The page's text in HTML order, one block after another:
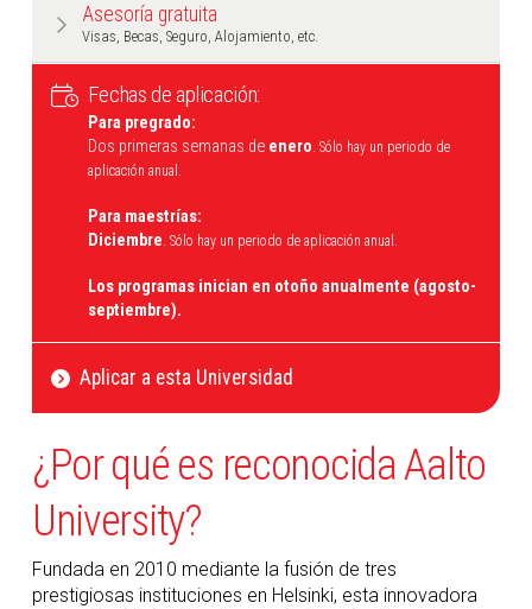
Asesoría gratuita
Visas, Becas, Seguro, Alojamiento, etc.
Fechas de aplicación:
Para pregrado:
Dos primeras semanas de enero. Sólo hay un periodo de
aplicación anual.
Para maestrías:
Diciembre. Sólo hay un periodo de aplicación anual.
Los programas inician en otoño anualmente (agosto-
septiembre).
Aplicar a esta Universidad
¿Por qué es reconocida Aalto
University?
Fundada en 2010 mediante la fusión de tres
prestigiosas instituciones en Helsinki, esta innovadora